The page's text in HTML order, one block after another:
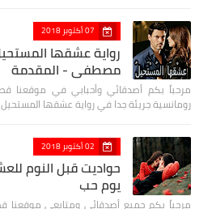
07 أكتوبر 2018
رواية عشقها
مصطفي - المقدمة
رومانسية جريئة جدا في رواية عشقها
02 أكتوبر 2018
يوم حب